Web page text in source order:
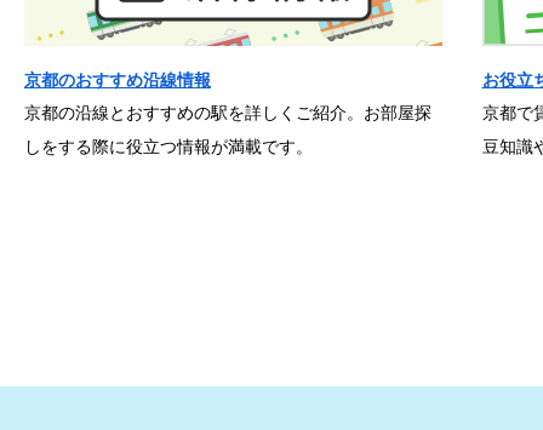
京都のおすすめ沿線情報
京都の沿線とおすすめの駅を詳しくご紹介。お部屋探
しをする際に役立つ情報が満載です。
お役立
京都で
豆知識